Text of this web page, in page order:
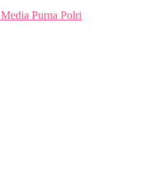
Media Purna Polri